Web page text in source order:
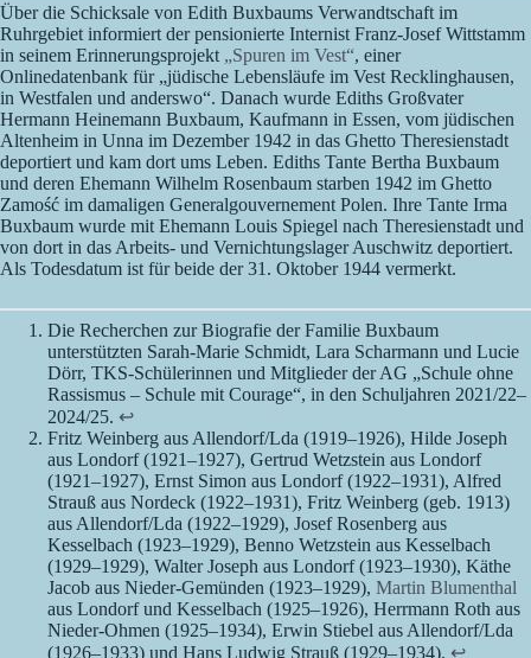
Über die Schicksale von Edith Buxbaums Verwandtschaft im
Ruhrgebiet informiert der pensionierte Internist Franz-Josef Wittstamm
in seinem Erinnerungsprojekt „Spuren im Vest“, einer
Onlinedatenbank für „jüdische Lebensläufe im Vest Recklinghausen,
in Westfalen und anderswo“. Danach wurde Ediths Großvater
Hermann Heinemann Buxbaum, Kaufmann in Essen, vom jüdischen
Altenheim in Unna im Dezember 1942 in das Ghetto Theresienstadt
deportiert und kam dort ums Leben. Ediths Tante Bertha Buxbaum
und deren Ehemann Wilhelm Rosenbaum starben 1942 im Ghetto
Zamość im damaligen Generalgouvernement Polen. Ihre Tante Irma
Buxbaum wurde mit Ehemann Louis Spiegel nach Theresienstadt und
von dort in das Arbeits- und Vernichtungslager Auschwitz deportiert.
Als Todesdatum ist für beide der 31. Oktober 1944 vermerkt.
Die Recherchen zur Biografie der Familie Buxbaum
unterstützten Sarah-Marie Schmidt, Lara Scharmann und Lucie
Dörr, TKS-Schülerinnen und Mitglieder der AG „Schule ohne
Rassismus – Schule mit Courage“, in den Schuljahren 2021/22–
2024/25. ↩︎
Fritz Weinberg aus Allendorf/Lda (1919–1926), Hilde Joseph
aus Londorf (1921–1927), Gertrud Wetzstein aus Londorf
(1921–1927), Ernst Simon aus Londorf (1922–1931), Alfred
Strauß aus Nordeck (1922–1931), Fritz Weinberg (geb. 1913)
aus Allendorf/Lda (1922–1929), Josef Rosenberg aus
Kesselbach (1923–1929), Benno Wetzstein aus Kesselbach
(1929–1929), Walter Joseph aus Londorf (1923–1930), Käthe
Jacob aus Nieder-Gemünden (1923–1929), Martin Blumenthal
aus Londorf und Kesselbach (1925–1926), Herrmann Roth aus
Nieder-Ohmen (1925–1934), Erwin Stiebel aus Allendorf/Lda
(1926–1933) und Hans Ludwig Strauß (1929–1934). ↩︎